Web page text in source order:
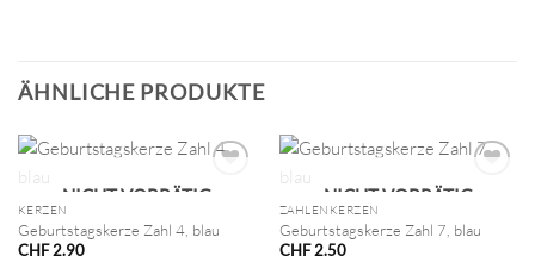
ÄHNLICHE PRODUKTE
NICHT VORRÄTIG
KERZEN
Geburtstagskerze Zahl 4, blau
CHF2.90
NICHT VORRÄTIG
ZAHLENKERZEN
Geburtstagskerze Zahl 7, blau
CHF2.50